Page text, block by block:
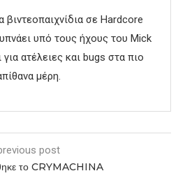
βιντεοπαιχνίδια σε Hardcore
υπό τους ήχους του Mick
ατέλειες και bugs στα πιο
μέρη.
post
το CRYMACHINA